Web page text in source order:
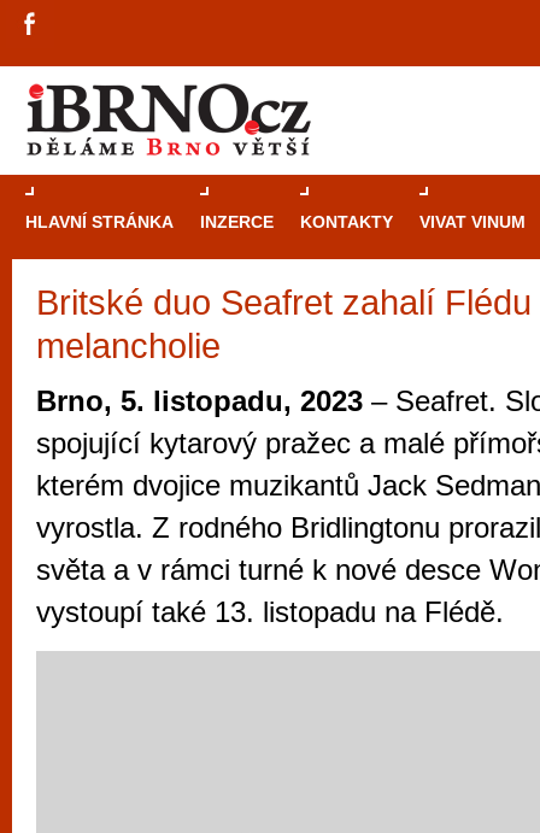
HLAVNÍ STRÁNKA INZERCE KONTAKTY VIVAT VINUM
Britské duo Seafret zahalí
melancholie
Brno, 5. listopadu, 2023 – Seafret.
spojující kytarový pražec a malé
kterém dvojice muzikantů Jack
vyrostla. Z rodného Bridlingtonu
světa a v rámci turné k nové desce
vystoupí také 13. listopadu na Flédě.
Průvodce
Brno je
zajímavé
restaurace,
Mimo jiné je ale také místem, kde si
vyzkoušet různé kasinové hry. V
metropoli naleznete širokou nabídku her
po moderní automaty jak pro pravidelné
příležitostné hráče. V...